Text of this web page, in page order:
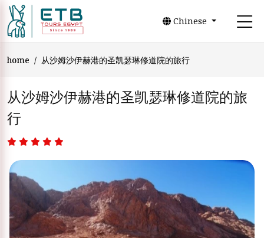
Chinese
home 从沙姆沙伊赫港的圣凯瑟琳修道院的旅行
从沙姆沙伊赫港的圣凯瑟琳修道院的旅
行